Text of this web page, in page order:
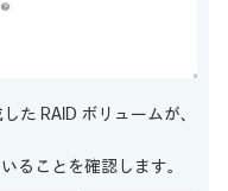
た RAID ボリュームが、
ることを確認します。